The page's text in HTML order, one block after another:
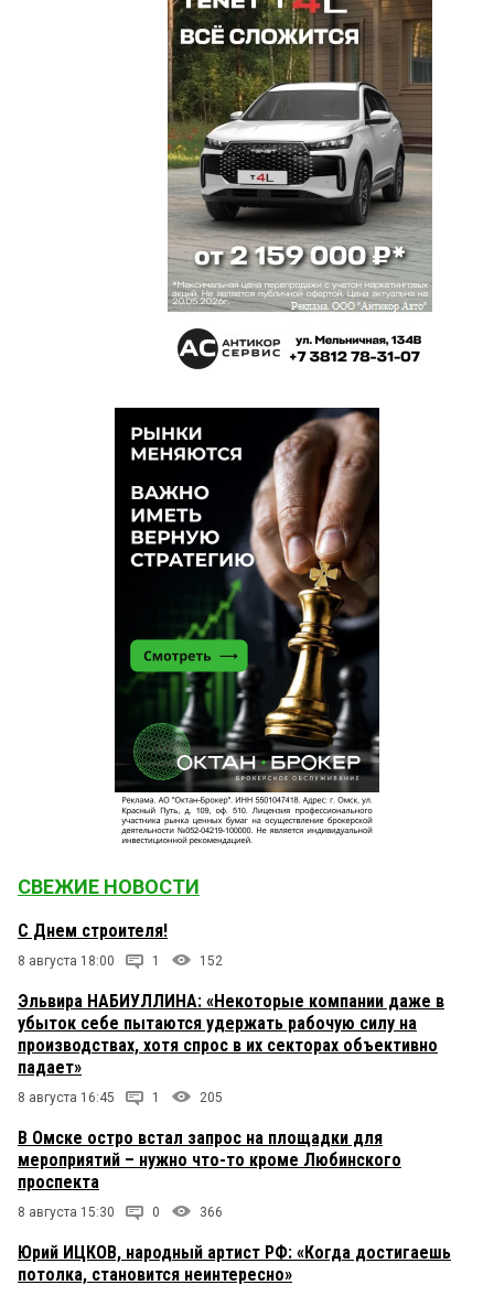
СВЕЖИЕ НОВОСТИ
С Днем строителя!
8 августа 18:00 1 152
Эльвира НАБИУЛЛИНА: «Некоторые компании даже в
убыток себе пытаются удержать рабочую силу на
производствах, хотя спрос в их секторах объективно
падает»
8 августа 16:45 1 205
В Омске остро встал запрос на площадки для
мероприятий – нужно что-то кроме Любинского
проспекта
8 августа 15:30 0 366
Юрий ИЦКОВ, народный артист РФ: «Когда достигаешь
потолка, становится неинтересно»